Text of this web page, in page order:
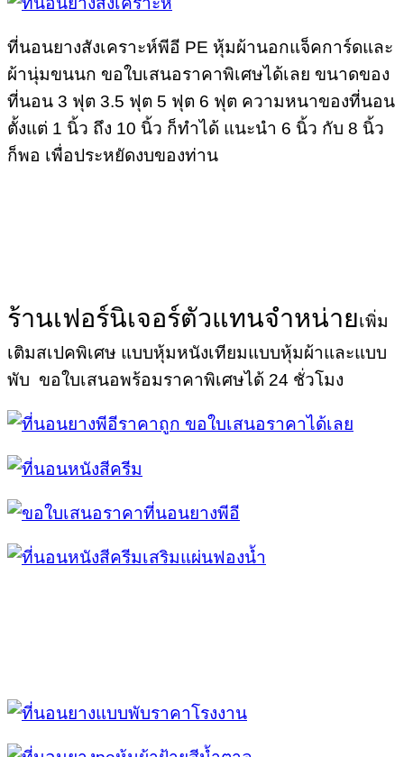
ที่นอนยางสังเคราะห์พีอี PE หุ้มผ้านอกแจ็คการ์ดและ
ผ้านุ่มขนนก ขอใบเสนอราคาพิเศษได้เลย ขนาดของ
ที่นอน 3 ฟุต 3.5 ฟุต 5 ฟุต 6 ฟุต ความหนาของที่นอน
ตั้งแต่ 1 นิ้ว ถึง 10 นิ้ว ก็ทำได้ แนะนำ 6 นิ้ว กับ 8 นิ้ว
ก็พอ เพื่อประหยัดงบของท่าน
ร้านเฟอร์นิเจอร์ตัวแทนจำหน่ายเพิ่ม
เติมสเปคพิเศษ แบบหุ้มหนังเทียมแบบหุ้มผ้าและแบบ
พับ ขอใบเสนอพร้อมราคาพิเศษได้ 24 ชั่วโมง